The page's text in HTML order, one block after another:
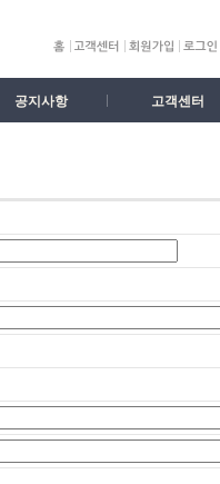
공지사항 고객센터